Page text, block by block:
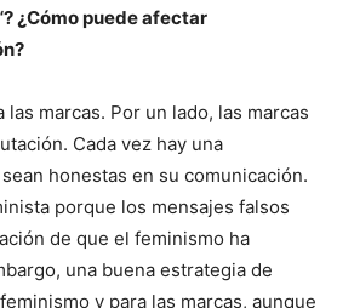
¿Cómo puede afectar
marcas. Por un lado, las marcas
Cada vez hay una
honestas en su comunicación.
porque los mensajes falsos
de que el feminismo ha
una buena estrategia de
y para las marcas, aunque